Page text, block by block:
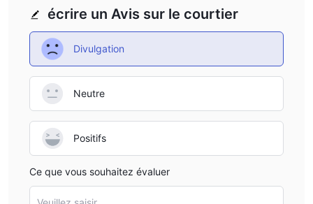
Transparence limitée sur les commissions
ne divulgue pas les informations nécessaires sur les
commissions, ce qui empêche les traders de bien comprendre
leurs coûts de trading totaux.
Canaux de service client limités :Horseforex n'est
accessible que par e-mail et adresse, des méthodes plus
immédiates et complètes telles que le téléphone et le chat en
Que puis-je trader sur Horseforex ?
Horseforex propose des services de trading pour plusieurs
écrire un Avis sur le courtier
Divulgation
Neutre
Positifs
Ce que vous souhaitez évaluer